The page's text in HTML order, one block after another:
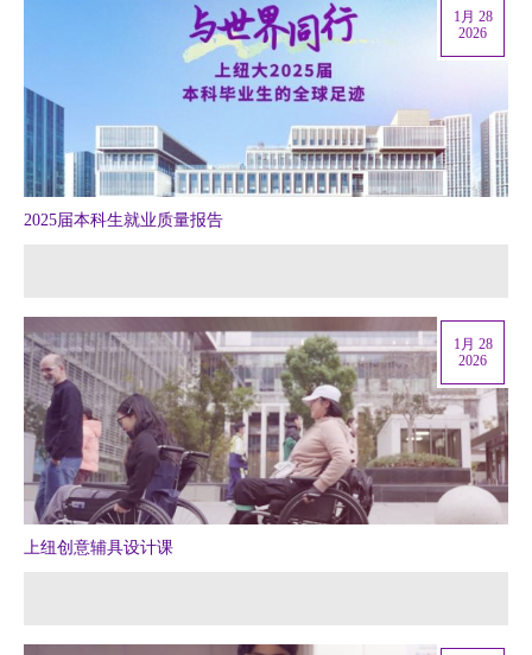
2025届本科生就业质量报告
1月 28
2026
上纽创意辅具设计课
1月 28
2026